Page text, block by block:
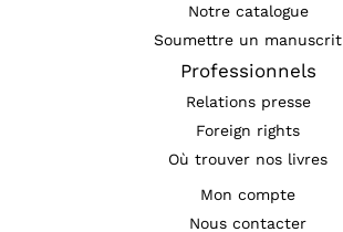
Notre catalogue
Soumettre un manuscrit
Professionnels
Relations presse
Foreign rights
Où trouver nos livres
Mon compte
Nous contacter